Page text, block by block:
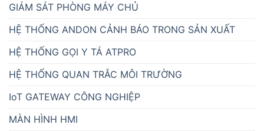
GIÁM SÁT PHÒNG MÁY CHỦ
HỆ THỐNG ANDON CẢNH BÁO TRONG SẢN XUẤT
HỆ THỐNG GỌI Y TÁ ATPRO
HỆ THỐNG QUAN TRẮC MÔI TRƯỜNG
IoT GATEWAY CÔNG NGHIỆP
MÀN HÌNH HMI